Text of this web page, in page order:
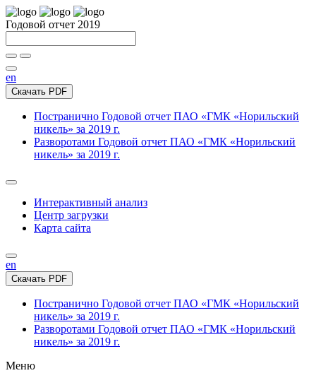
Годовой отчет 2019
en
Скачать PDF
Постранично Годовой отчет ПАО «ГМК «Норильский
никель» за 2019 г.
Разворотами Годовой отчет ПАО «ГМК «Норильский
никель» за 2019 г.
Интерактивный анализ
Центр загрузки
Карта сайта
en
Скачать PDF
Постранично Годовой отчет ПАО «ГМК «Норильский
никель» за 2019 г.
Разворотами Годовой отчет ПАО «ГМК «Норильский
никель» за 2019 г.
Меню